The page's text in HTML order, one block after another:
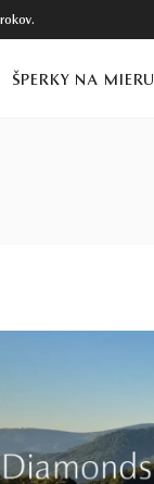
ŠPERKY NA MIERU